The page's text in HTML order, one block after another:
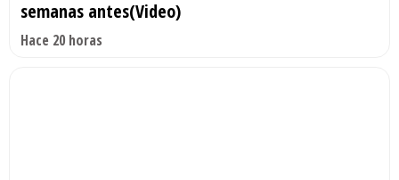
semanas antes(Video)
Hace 20 horas